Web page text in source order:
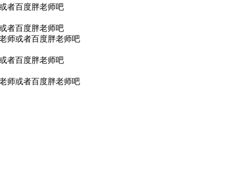
者百度胖老师吧
者百度胖老师吧
师或者百度胖老师吧
者百度胖老师吧
师或者百度胖老师吧